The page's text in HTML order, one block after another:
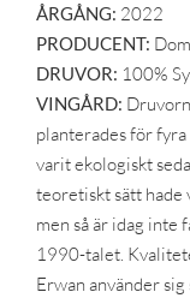
ÅRGÅNG: 2022
PRODUCENT:
DRUVOR: 100%
VINGÅRD:
planterades för
varit ekologiskt
teoretiskt sätt hade
men så är idag inte
1990-talet.
Erwan använder